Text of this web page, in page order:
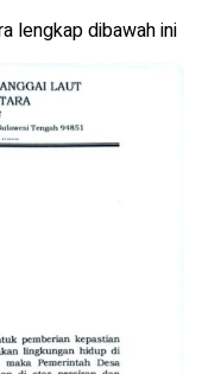
lengkap dibawah ini